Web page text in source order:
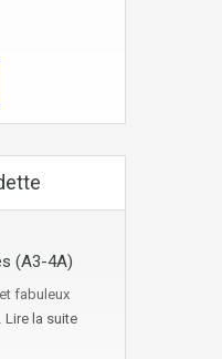
(A3-4A)
fabuleux
Lire la suite